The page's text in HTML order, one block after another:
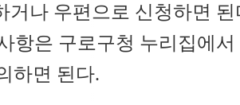
거나 우편으로 신청하면 된
항은 구로구청 누리집에
하면 된다.